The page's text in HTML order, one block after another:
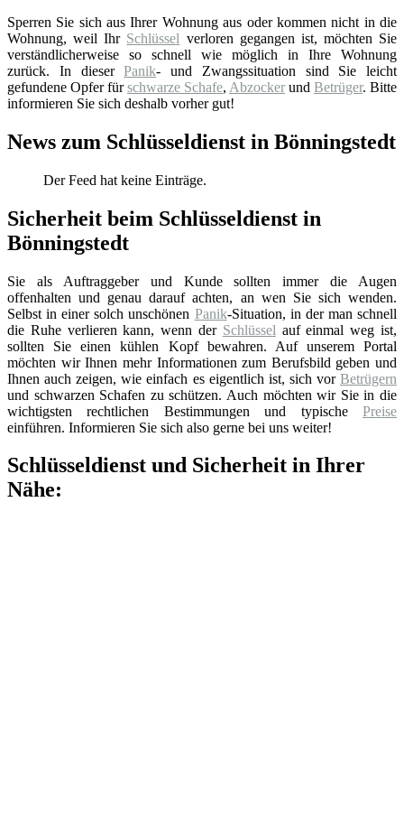
Sperren Sie sich aus Ihrer Wohnung aus oder kommen nicht in die
Wohnung, weil Ihr Schlüssel verloren gegangen ist, möchten Sie
verständlicherweise so schnell wie möglich in Ihre Wohnung
zurück. In dieserPanik- und Zwangssituation sind Sie leicht
gefundene Opfer fürschwarze Schafe, Abzocker und Betrüger. Bitte
informieren Sie sich deshalb vorher gut!
News zum Schlüsseldienst in Bönningstedt
Der Feed hat keine Einträge.
Sicherheit beim Schlüsseldienst in
Bönningstedt
Sie als Auftraggeber und Kunde sollten immer die Augen
offenhalten und genau darauf achten, an wen Sie sich wenden.
Selbst in einer solch unschönen Panik-Situation, in der man schnell
die Ruhe verlieren kann, wenn der Schlüssel auf einmal weg ist,
sollten Sie einen kühlen Kopf bewahren. Auf unserem Portal
möchten wir Ihnen mehr Informationen zum Berufsbild geben und
Ihnen auch zeigen, wie einfach es eigentlich ist, sich vor Betrügern
und schwarzen Schafen zu schützen. Auch möchten wir Sie in die
wichtigsten rechtlichen Bestimmungen und typische Preise
einführen. Informieren Sie sich also gerne bei uns weiter!
Schlüsseldienst und Sicherheit in Ihrer
Nähe: